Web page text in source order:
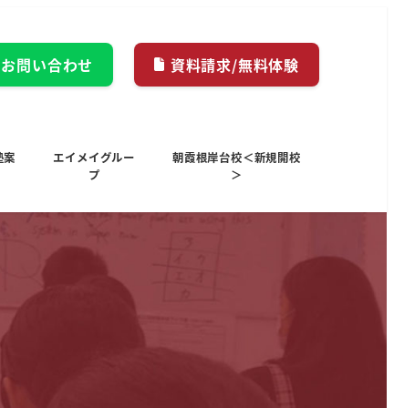
問い合わせ 資料請求/無料体験
案
エイメイグルー
プ
朝霞根岸台校＜新規開校
＞